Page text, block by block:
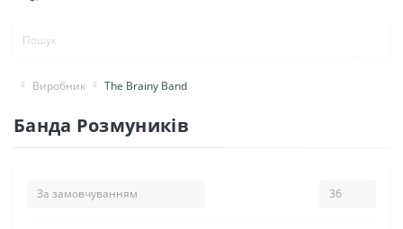
Виробник The Brainy Band
Банда Розмуників